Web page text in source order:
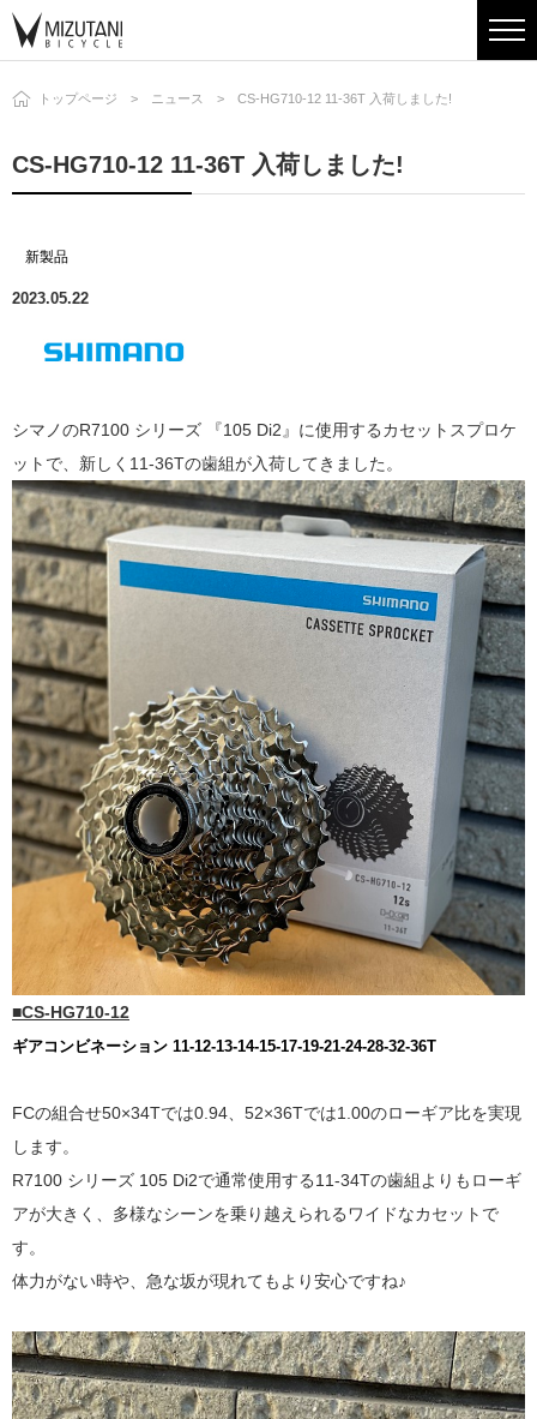
トップページ ニュース CS-HG710-12 11-36T 入荷しました!
CS-HG710-12 11-36T 入荷しました!
新製品
2023.05.22
シマノのR7100 シリーズ 『105 Di2』に使用するカセットスプロケ
ットで、新しく11-36Tの歯組が入荷してきました。
■CS-HG710-12
ギアコンビネーション 11-12-13-14-15-17-19-21-24-28-32-36T
FCの組合せ50×34Tでは0.94、52×36Tでは1.00のローギア比を実現
します。
R7100 シリーズ 105 Di2で通常使用する11-34Tの歯組よりもローギ
アが大きく、多様なシーンを乗り越えられるワイドなカセットで
す。
体力がない時や、急な坂が現れてもより安心ですね♪